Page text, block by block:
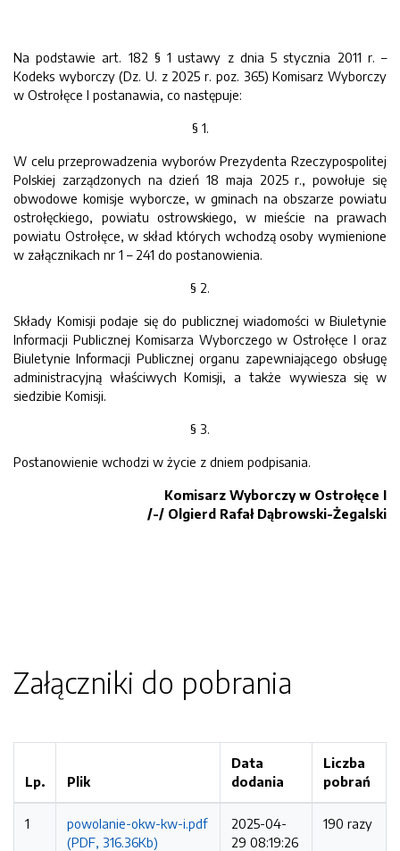
Na podstawie art. 182 § 1 ustawy z dnia 5 stycznia 2011 r. –
Kodeks wyborczy (Dz. U. z 2025 r. poz. 365) Komisarz Wyborczy
w Ostrołęce I postanawia, co następuje:
§ 1.
W celu przeprowadzenia wyborów Prezydenta Rzeczypospolitej
Polskiej zarządzonych na dzień 18 maja 2025 r., powołuje się
obwodowe komisje wyborcze, w gminach na obszarze powiatu
ostrołęckiego, powiatu ostrowskiego, w mieście na prawach
powiatu Ostrołęce, w skład których wchodzą osoby wymienione
w załącznikach nr 1 – 241 do postanowienia.
§ 2.
Składy Komisji podaje się do publicznej wiadomości w Biuletynie
Informacji Publicznej Komisarza Wyborczego w Ostrołęce I oraz
Biuletynie Informacji Publicznej organu zapewniającego obsługę
administracyjną właściwych Komisji, a także wywiesza się w
siedzibie Komisji.
§ 3.
Postanowienie wchodzi w życie z dniem podpisania.
Komisarz Wyborczy w Ostrołęce I
/-/ Olgierd Rafał Dąbrowski-Żegalski
Załączniki do pobrania
Lp. Plik
Data
dodania
Liczba
pobrań
1
powolanie-okw-kw-i.pdf
(PDF, 316.36Kb)
2025-04-
29 08:19:26
190 razy